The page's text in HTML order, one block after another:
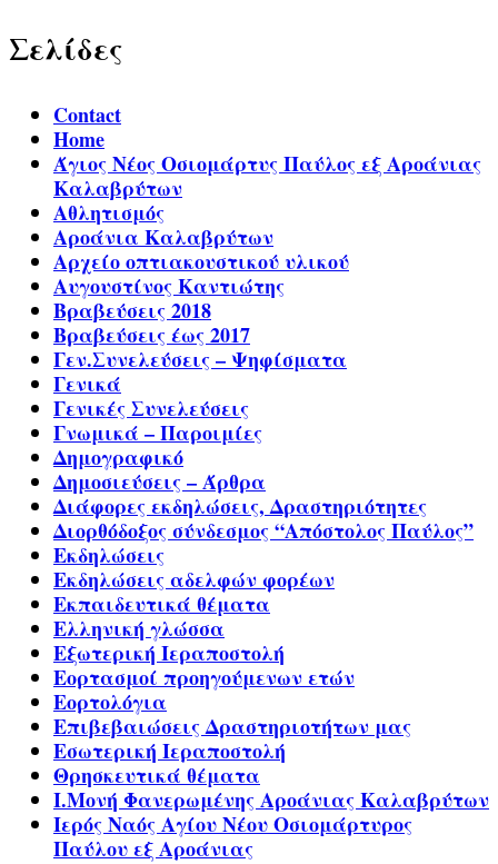
Σελίδες
Contact
Home
Άγιος Νέος Οσιομάρτυς Παύλος εξ Αροάνιας
Καλαβρύτων
Αθλητισμός
Αροάνια Καλαβρύτων
Αρχείο οπτιακουστικού υλικού
Αυγουστίνος Καντιώτης
Βραβεύσεις 2018
Βραβεύσεις έως 2017
Γεν.Συνελεύσεις – Ψηφίσματα
Γενικά
Γενικές Συνελεύσεις
Γνωμικά – Παροιμίες
Δημογραφικό
Δημοσιεύσεις – Άρθρα
Διάφορες εκδηλώσεις, Δραστηριότητες
Διορθόδοξος σύνδεσμος “Απόστολος Παύλος”
Εκδηλώσεις
Εκδηλώσεις αδελφών φορέων
Εκπαιδευτικά θέματα
Ελληνική γλώσσα
Εξωτερική Ιεραποστολή
Εορτασμοί προηγούμενων ετών
Εορτολόγια
Επιβεβαιώσεις Δραστηριοτήτων μας
Εσωτερική Ιεραποστολή
Θρησκευτικά θέματα
Ι.Μονή Φανερωμένης Αροάνιας Καλαβρύτων
Ιερός Ναός Αγίου Νέου Οσιομάρτυρος
Παύλου εξ Αροάνιας